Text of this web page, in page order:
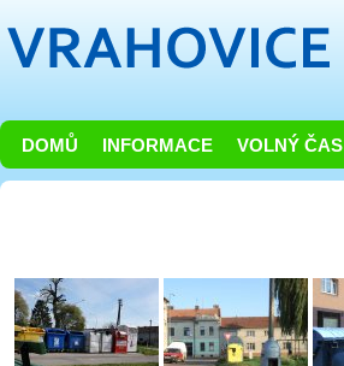
DOMŮ INFORMACE VOLNÝ ČAS